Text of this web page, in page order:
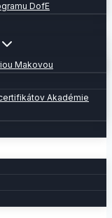
DofE
Makovou
Akadémie